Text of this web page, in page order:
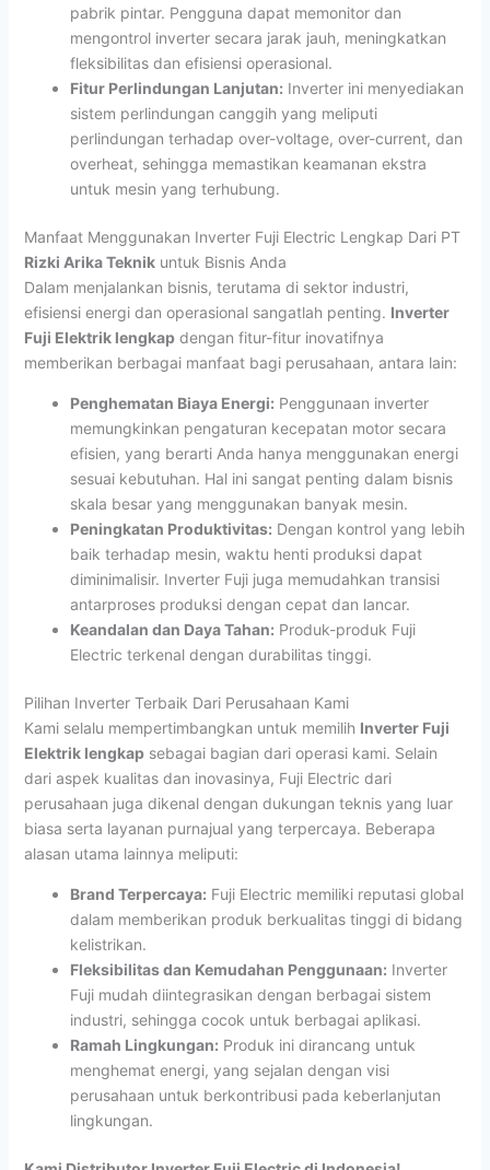
pabrik pintar. Pengguna dapat memonitor dan
mengontrol inverter secara jarak jauh, meningkatkan
fleksibilitas dan efisiensi operasional.
Fitur Perlindungan Lanjutan: Inverter ini menyediakan
sistem perlindungan canggih yang meliputi
perlindungan terhadap over-voltage, over-current, dan
overheat, sehingga memastikan keamanan ekstra
untuk mesin yang terhubung.
Manfaat Menggunakan Inverter Fuji Electric Lengkap Dari PT
Rizki Arika Teknikuntuk Bisnis Anda
Dalam menjalankan bisnis, terutama di sektor industri,
efisiensi energi dan operasional sangatlah penting. Inverter
Fuji Elektrik lengkapdengan fitur-fitur inovatifnya
memberikan berbagai manfaat bagi perusahaan, antara lain:
Penghematan Biaya Energi: Penggunaan inverter
memungkinkan pengaturan kecepatan motor secara
efisien, yang berarti Anda hanya menggunakan energi
sesuai kebutuhan. Hal ini sangat penting dalam bisnis
skala besar yang menggunakan banyak mesin.
Peningkatan Produktivitas: Dengan kontrol yang lebih
baik terhadap mesin, waktu henti produksi dapat
diminimalisir. Inverter Fuji juga memudahkan transisi
antarproses produksi dengan cepat dan lancar.
Keandalan dan Daya Tahan: Produk-produk Fuji
Electric terkenal dengan durabilitas tinggi.
Pilihan Inverter Terbaik Dari Perusahaan Kami
Kami selalu mempertimbangkan untuk memilih Inverter Fuji
Elektrik lengkapsebagai bagian dari operasi kami. Selain
dari aspek kualitas dan inovasinya, Fuji Electric dari
perusahaan juga dikenal dengan dukungan teknis yang luar
biasa serta layanan purnajual yang terpercaya. Beberapa
alasan utama lainnya meliputi:
Brand Terpercaya: Fuji Electric memiliki reputasi global
dalam memberikan produk berkualitas tinggi di bidang
kelistrikan.
Fleksibilitas dan Kemudahan Penggunaan: Inverter
Fuji mudah diintegrasikan dengan berbagai sistem
industri, sehingga cocok untuk berbagai aplikasi.
Ramah Lingkungan: Produk ini dirancang untuk
menghemat energi, yang sejalan dengan visi
perusahaan untuk berkontribusi pada keberlanjutan
lingkungan.